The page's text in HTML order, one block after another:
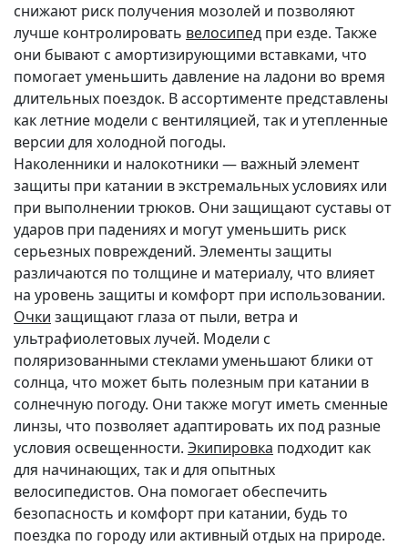
снижают риск получения мозолей и позволяют
лучше контролировать велосипед при езде. Также
они бывают с амортизирующими вставками, что
помогает уменьшить давление на ладони во время
длительных поездок. В ассортименте представлены
как летние модели с вентиляцией, так и утепленные
версии для холодной погоды.
Наколенники и налокотники — важный элемент
защиты при катании в экстремальных условиях или
при выполнении трюков. Они защищают суставы от
ударов при падениях и могут уменьшить риск
серьезных повреждений. Элементы защиты
различаются по толщине и материалу, что влияет
на уровень защиты и комфорт при использовании.
Очки защищают глаза от пыли, ветра и
ультрафиолетовых лучей. Модели с
поляризованными стеклами уменьшают блики от
солнца, что может быть полезным при катании в
солнечную погоду. Они также могут иметь сменные
линзы, что позволяет адаптировать их под разные
условия освещенности. Экипировка подходит как
для начинающих, так и для опытных
велосипедистов. Она помогает обеспечить
безопасность и комфорт при катании, будь то
поездка по городу или активный отдых на природе.